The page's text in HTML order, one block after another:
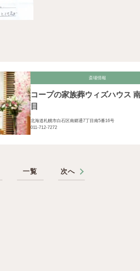
斎場情報
コープの家族葬ウィズハウス
目
北海道札幌市白石区南郷通7丁目南5番16号
011-712-7272
一覧 次へ